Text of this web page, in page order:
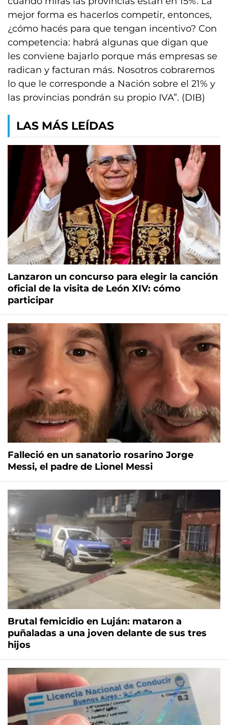
mejor forma es hacerlos competir, entonces,
¿cómo hacés para que tengan incentivo? Con
competencia: habrá algunas que digan que
les conviene bajarlo porque más empresas se
radican y facturan más. Nosotros cobraremos
lo que le corresponde a Nación sobre el 21% y
las provincias pondrán su propio IVA”. (DIB)
LAS MÁS LEÍDAS
Lanzaron un concurso para elegir la canción
oficial de la visita de León XIV: cómo
participar
Falleció en un sanatorio rosarino Jorge
Messi, el padre de Lionel Messi
Brutal femicidio en Luján: mataron a
puñaladas a una joven delante de sus tres
hijos